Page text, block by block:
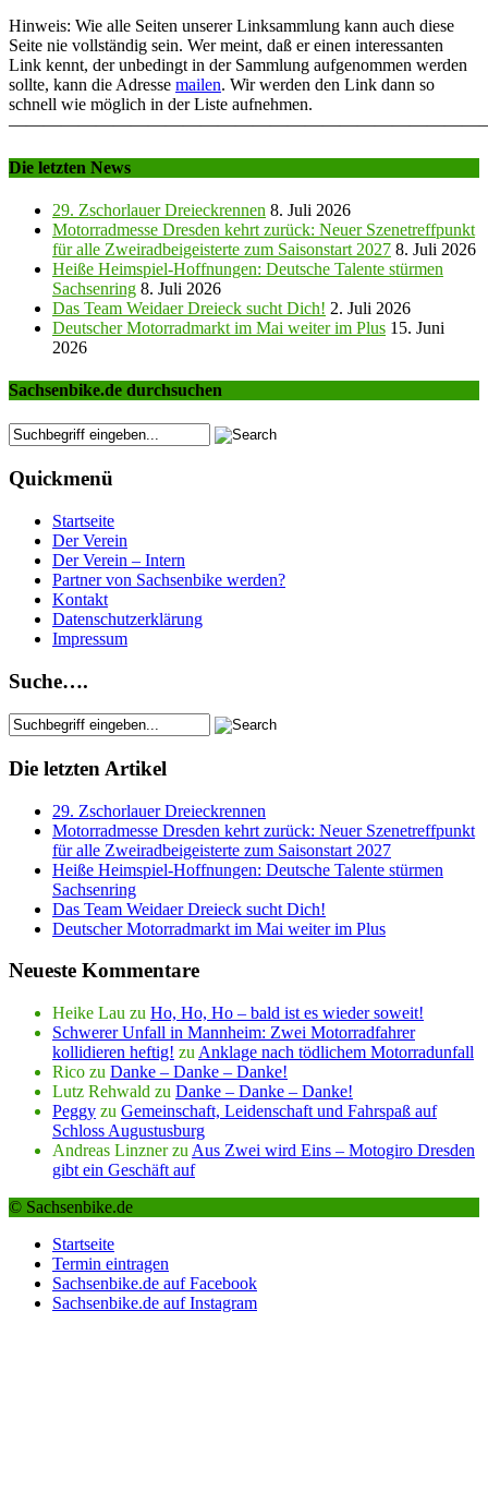
Hinweis: Wie alle Seiten unserer Linksammlung kann auch diese
Seite nie vollständig sein. Wer meint, daß er einen interessanten
Link kennt, der unbedingt in der Sammlung aufgenommen werden
sollte, kann die Adresse mailen. Wir werden den Link dann so
schnell wie möglich in der Liste aufnehmen.
Die letzten News
29. Zschorlauer Dreieckrennen 8. Juli 2026
Motorradmesse Dresden kehrt zurück: Neuer Szenetreffpunkt
für alle Zweiradbeigeisterte zum Saisonstart 2027 8. Juli 2026
Heiße Heimspiel-Hoffnungen: Deutsche Talente stürmen
Sachsenring 8. Juli 2026
Das Team Weidaer Dreieck sucht Dich! 2. Juli 2026
Deutscher Motorradmarkt im Mai weiter im Plus 15. Juni
2026
Sachsenbike.de durchsuchen
Quickmenü
Startseite
Der Verein
Der Verein – Intern
Partner von Sachsenbike werden?
Kontakt
Datenschutzerklärung
Impressum
Suche….
Die letzten Artikel
29. Zschorlauer Dreieckrennen
Motorradmesse Dresden kehrt zurück: Neuer Szenetreffpunkt
für alle Zweiradbeigeisterte zum Saisonstart 2027
Heiße Heimspiel-Hoffnungen: Deutsche Talente stürmen
Sachsenring
Das Team Weidaer Dreieck sucht Dich!
Deutscher Motorradmarkt im Mai weiter im Plus
Neueste Kommentare
Heike Lau zu Ho, Ho, Ho – bald ist es wieder soweit!
Schwerer Unfall in Mannheim: Zwei Motorradfahrer
kollidieren heftig! zu Anklage nach tödlichem Motorradunfall
Rico zu Danke – Danke – Danke!
Lutz Rehwald zu Danke – Danke – Danke!
Peggy zu Gemeinschaft, Leidenschaft und Fahrspaß auf
Schloss Augustusburg
Andreas Linznerzu Aus Zwei wird Eins – Motogiro Dresden
gibt ein Geschäft auf
© Sachsenbike.de
Startseite
Termin eintragen
Sachsenbike.de auf Facebook
Sachsenbike.de auf Instagram